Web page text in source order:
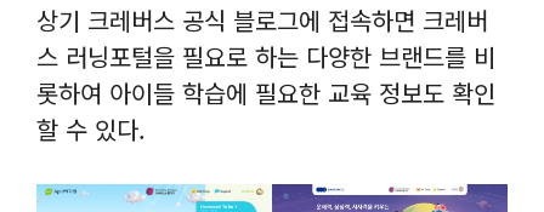
상기 크레버스 공식 블로그에 접속하면 크레버
스 러닝포털을 필요로 하는 다양한 브랜드를 비
롯하여 아이들 학습에 필요한 교육 정보도 확인
할 수 있다.